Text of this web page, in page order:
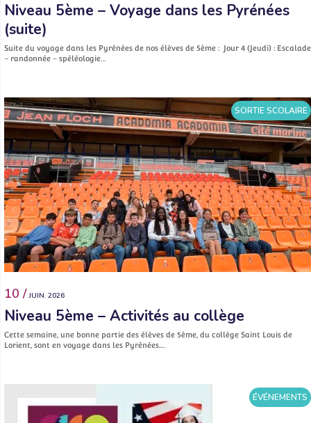
Niveau 5ème – Voyage dans les Pyrénées
(suite)
Suite du voyage dans les Pyrénées de nos élèves de 5ème : Jour 4 (Jeudi) : Escalade
– randonnée – spéléologie…
SORTIE SCOLAIRE
10 / JUIN. 2026
Niveau 5ème – Activités au collège
Cette semaine, une bonne partie des élèves de 5ème, du collège Saint Louis de
Lorient, sont en voyage dans les Pyrénées.…
ÉVÉNEMENTS